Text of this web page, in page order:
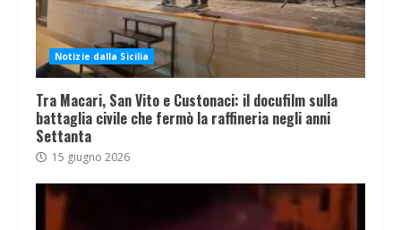
Notizie dalla Sicilia
Tra Macari, San Vito e Custonaci: il docufilm sulla
battaglia civile che fermò la raffineria negli anni
Settanta
15 giugno 2026